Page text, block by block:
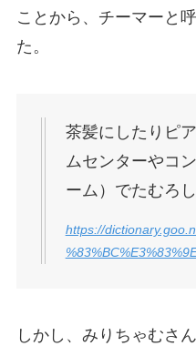
ことから、チーマーと
た。
茶髪にしたりピ
ムセンターやコ
ーム）でたむろ
https://
しかし、みりちゃむさ